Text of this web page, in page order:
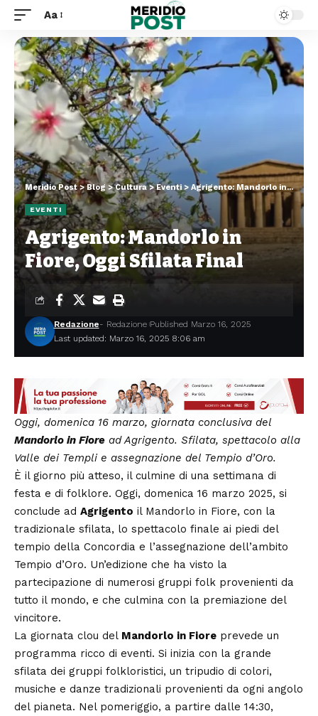
Aa
Meridio Post>Blog>Cultura>Eventi> Agrigento: Mandorlo in Fiore, Oggi Sfilata Final
EVENTI
Agrigento: Mandorlo in
Fiore, Oggi Sfilata Final
Last updated: Marzo 16, 2025 8:06 am
Redazione- Redazione Published Marzo 16, 2025
Oggi, domenica 16 marzo, giornata conclusiva del
Mandorlo in Fiore ad Agrigento. Sfilata, spettacolo alla
Valle dei Templi e assegnazione del Tempio d’Oro.
È il giorno più atteso, il culmine di una settimana di
festa e di folklore. Oggi, domenica 16 marzo 2025, si
conclude ad Agrigento il Mandorlo in Fiore, con la
tradizionale sfilata, lo spettacolo finale ai piedi del
tempio della Concordia e l’assegnazione dell’ambito
Tempio d’Oro. Un’edizione che ha visto la
partecipazione di numerosi gruppi folk provenienti da
tutto il mondo, e che culmina con la premiazione del
vincitore.
La giornata clou del Mandorlo in Fiore prevede un
programma ricco di eventi. Si inizia con la grande
sfilata dei gruppi folkloristici, un tripudio di colori,
musiche e danze tradizionali provenienti da ogni angolo
del pianeta. Nel pomeriggio, a partire dalle 14:30,